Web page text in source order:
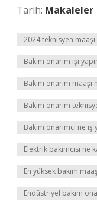
Tarih: Makaleler
2024 teknisyen
Bakım onarım işi
Bakım onarım maaşı
Bakım onarım
Bakım onarımcı ne iş
Elektrik bakımcısı ne
En yüksek bakım
Endüstriyel bakım